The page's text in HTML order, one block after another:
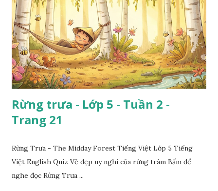
Rừng trưa - Lớp 5 - Tuần 2 -
Trang 21
Rừng Trưa - The Midday Forest Tiếng Việt Lớp 5 Tiếng
Việt English Quiz Vẻ đẹp uy nghi của rừng tràm Bấm để
nghe đọc Rừng Trưa ...